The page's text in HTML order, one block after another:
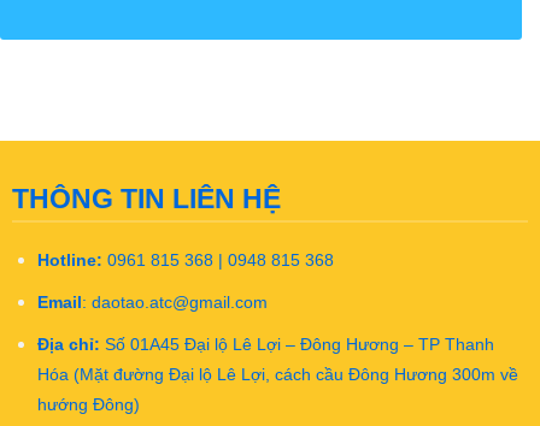
THÔNG TIN LIÊN HỆ
Hotline: 0961 815 368 | 0948 815 368
Email : daotao.atc@gmail.com
Địa chỉ: Số 01A45 Đại lộ Lê Lợi – Đông Hương – TP Thanh
Hóa (Mặt đường Đại lộ Lê Lợi, cách cầu Đông Hương 300m về
hướng Đông)